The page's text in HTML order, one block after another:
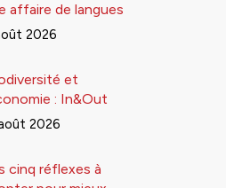
affaire de langues
2026
et
: In&Out
2026
cinq réflexes à